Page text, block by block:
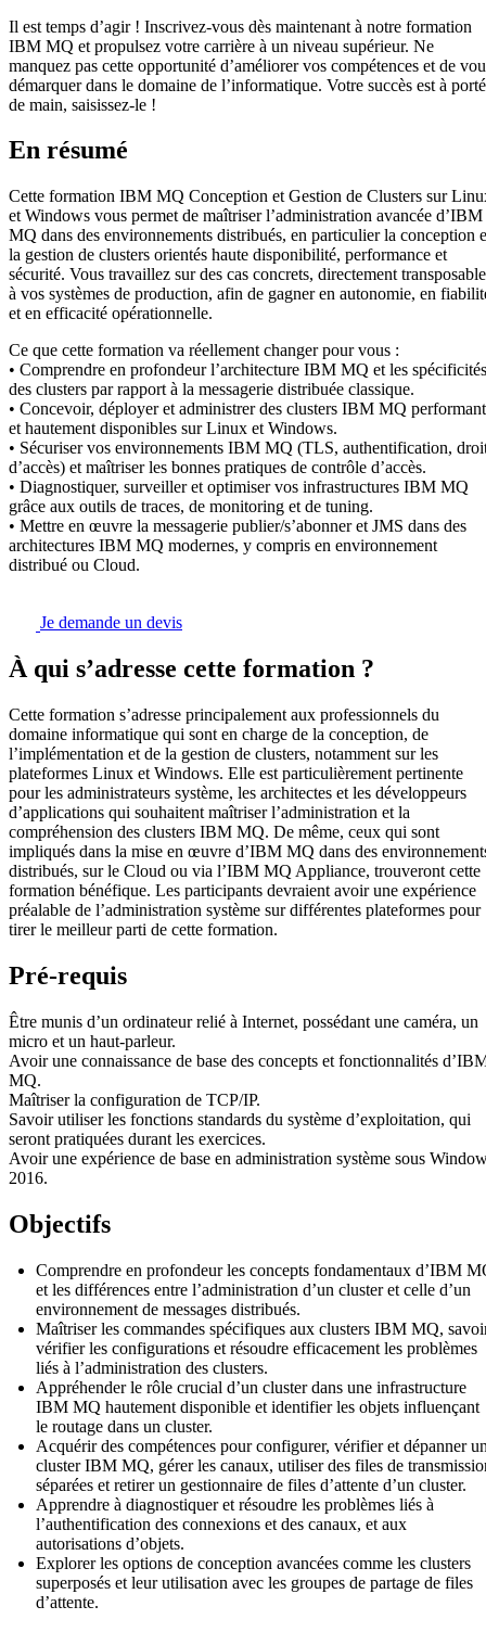
Il est temps d’agir ! Inscrivez-vous dès maintenant à notre formation
IBM MQ et propulsez votre carrière à un niveau supérieur. Ne
manquez pas cette opportunité d’améliorer vos compétences et de
démarquer dans le domaine de l’informatique. Votre succès est à
de main, saisissez-le !
En résumé
Cette formation IBM MQ Conception et Gestion de Clusters sur
et Windows vous permet de maîtriser l’administration avancée d’IBM
MQ dans des environnements distribués, en particulier la conception
la gestion de clusters orientés haute disponibilité, performance et
sécurité. Vous travaillez sur des cas concrets, directement
à vos systèmes de production, afin de gagner en autonomie, en
et en efficacité opérationnelle.
Ce que cette formation va réellement changer pour vous :
• Comprendre en profondeur l’architecture IBM MQ et les spécificités
des clusters par rapport à la messagerie distribuée classique.
• Concevoir, déployer et administrer des clusters IBM MQ
et hautement disponibles sur Linux et Windows.
• Sécuriser vos environnements IBM MQ (TLS, authentification,
d’accès) et maîtriser les bonnes pratiques de contrôle d’accès.
• Diagnostiquer, surveiller et optimiser vos infrastructures IBM MQ
grâce aux outils de traces, de monitoring et de tuning.
• Mettre en œuvre la messagerie publier/s’abonner et JMS dans des
architectures IBM MQ modernes, y compris en environnement
distribué ou Cloud.
Je demande un devis
À qui s’adresse cette formation ?
Cette formation s’adresse principalement aux professionnels du
domaine informatique qui sont en charge de la conception, de
l’implémentation et de la gestion de clusters, notamment sur les
plateformes Linux et Windows. Elle est particulièrement pertinente
pour les administrateurs système, les architectes et les développeurs
d’applications qui souhaitent maîtriser l’administration et la
compréhension des clusters IBM MQ. De même, ceux qui sont
impliqués dans la mise en œuvre d’IBM MQ dans des
distribués, sur le Cloud ou via l’IBM MQ Appliance, trouveront cette
formation bénéfique. Les participants devraient avoir une expérience
préalable de l’administration système sur différentes plateformes pour
tirer le meilleur parti de cette formation.
Pré-requis
Être munis d’un ordinateur relié à Internet, possédant une caméra, un
micro et un haut-parleur.
Avoir une connaissance de base des concepts et fonctionnalités
MQ.
Maîtriser la configuration de TCP/IP.
Savoir utiliser les fonctions standards du système d’exploitation, qui
seront pratiquées durant les exercices.
Avoir une expérience de base en administration système sous
2016.
Objectifs
Comprendre en profondeur les concepts fondamentaux d’IBM
et les différences entre l’administration d’un cluster et celle d’un
environnement de messages distribués.
Maîtriser les commandes spécifiques aux clusters IBM MQ,
vérifier les configurations et résoudre efficacement les problèmes
liés à l’administration des clusters.
Appréhender le rôle crucial d’un cluster dans une infrastructure
IBM MQ hautement disponible et identifier les objets influençant
le routage dans un cluster.
Acquérir des compétences pour configurer, vérifier et dépanner
cluster IBM MQ, gérer les canaux, utiliser des files de
séparées et retirer un gestionnaire de files d’attente d’un cluster.
Apprendre à diagnostiquer et résoudre les problèmes liés à
l’authentification des connexions et des canaux, et aux
autorisations d’objets.
Explorer les options de conception avancées comme les clusters
superposés et leur utilisation avec les groupes de partage de files
d’attente.